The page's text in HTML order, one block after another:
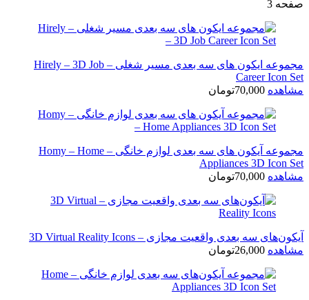
صفحه 3
مجموعه ایکون های سه بعدی مسیر شغلی – Hirely – 3D Job
Career Icon Set
مشاهده 70,000تومان
مجموعه آیکون های سه بعدی لوازم خانگی – Homy – Home
Appliances 3D Icon Set
مشاهده 70,000تومان
آیکون‌های سه بعدی واقعیت مجازی – 3D Virtual Reality Icons
مشاهده 26,000تومان